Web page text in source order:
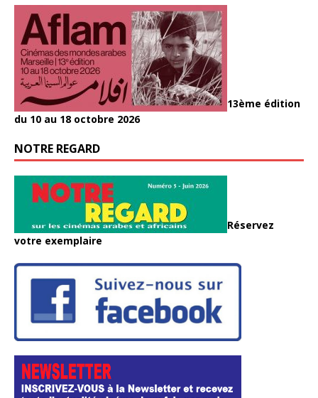
13ème édition
du 10 au 18 octobre 2026
NOTRE REGARD
Réservez
votre exemplaire